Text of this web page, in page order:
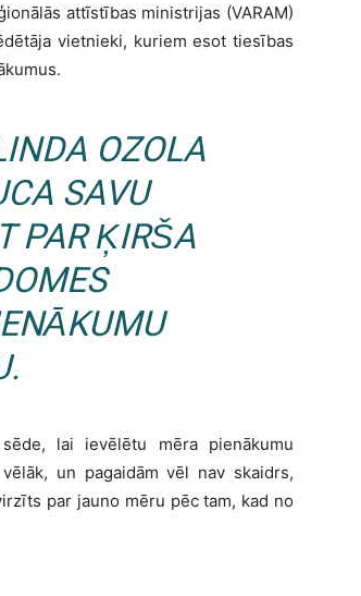
attīstības ministrijas (VARAM)
vietnieki, kuriem esot tiesības
OZOLA
SAVU
PAR ĶIRŠA
lai ievēlētu mēra pienākumu
un pagaidām vēl nav skaidrs,
par jauno mēru pēc tam, kad no